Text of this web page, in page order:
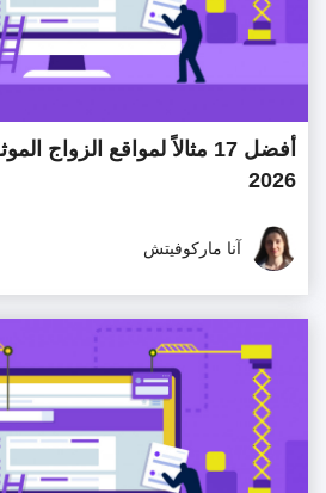
أفضل 17 مثالاً لمواقع الزواج
2026
آنا ماركوفيتش